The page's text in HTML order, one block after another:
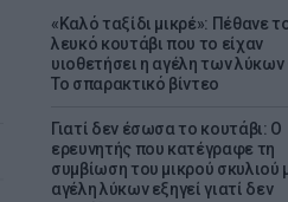
«Καλό ταξίδι μικρέ»: Πέθανε
λευκό κουτάβι που το είχαν
υιοθετήσει η αγέλη των λύκων
Το σπαρακτικό βίντεο
Γιατί δεν έσωσα το κουτάβι: Ο
ερευνητής που κατέγραφε τη
συμβίωση του μικρού σκυλιού
αγέλη λύκων εξηγεί γιατί δεν